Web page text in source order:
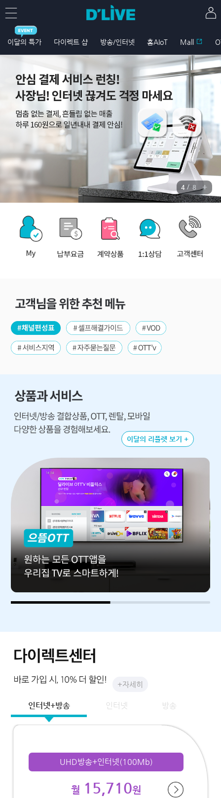
이달의 특가 다이렉트 샵 방송/인터넷 홈AIoT Mall
4 / 8 +
이달의 리플렛 보기 +
+자세히
인터넷+방송 인터넷 방송
UHD방송+인터넷(100Mb)
월 15,710원